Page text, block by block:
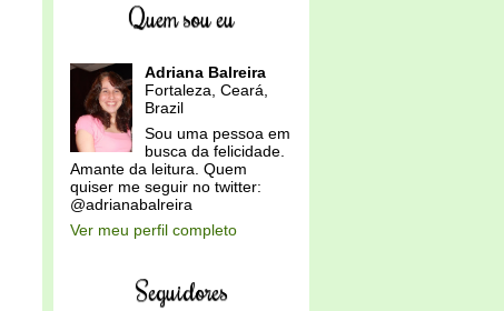
Quem sou eu
Adriana Balreira
Fortaleza, Ceará,
Brazil
Sou uma pessoa em
busca da felicidade.
Amante da leitura. Quem
quiser me seguir no twitter:
@adrianabalreira
Ver meu perfil completo
Seguidores